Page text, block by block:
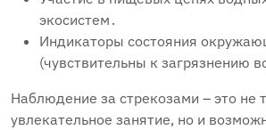
экосистем․
Индикаторы состояния
(чувствительны к загрязнению
Наблюдение за стрекозами – это не
увлекательное занятие‚ но и